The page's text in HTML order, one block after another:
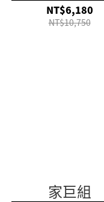
NT$6,180
NT$10,750
家巨組